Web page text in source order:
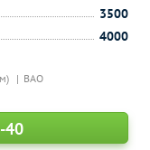
ВАО
3500
4000
40